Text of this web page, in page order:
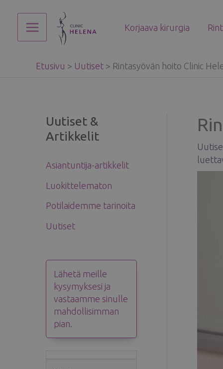
Main
Menu
Korjaava kirurgia
Etusivu > Uutiset > Rintasyövän hoito Clinic
Uutiset &
Artikkelit
Asiantuntija-artikkelit
Luokittelematon
Potilaidemme tarinoita
Uutiset
Lähetä meille
kysymyksesi ja
vastaamme sinulle
mahdollisimman
pian.